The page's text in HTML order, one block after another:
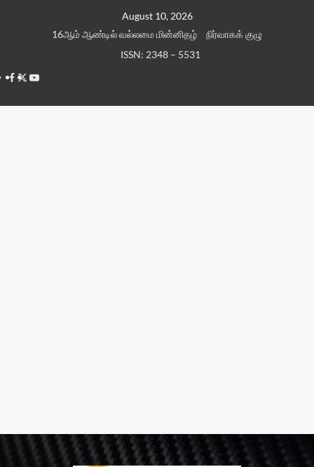
August 10, 2026
16ஆம் ஆண்டில் வல்லமை மின்னிதழ்
நிர்வாகக் குழு
ISSN: 2348 – 5531
Facebook
TwitterYoutube